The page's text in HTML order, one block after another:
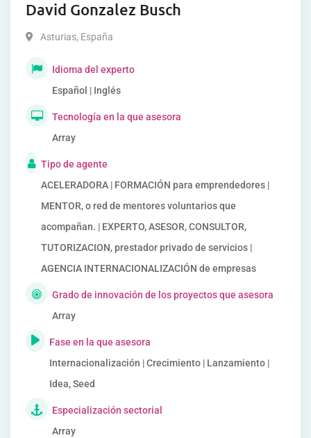
David Gonzalez Busch
Asturias, España
Idioma del experto
Español | Inglés
Tecnología en la que asesora
Array
Tipo de agente
ACELERADORA | FORMACIÓN para emprendedores |
MENTOR, o red de mentores voluntarios que
acompañan. | EXPERTO, ASESOR, CONSULTOR,
TUTORIZACION, prestador privado de servicios |
AGENCIA INTERNACIONALIZACIÓN de empresas
Grado de innovación de los proyectos que asesora
Array
Fase en la que asesora
Internacionalización | Crecimiento | Lanzamiento |
Idea, Seed
Especialización sectorial
Array